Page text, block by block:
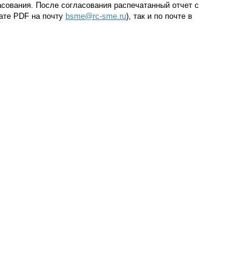
После согласования распечатанный отчет с
PDF на почту bsme@rc-sme.ru), так и по почте в